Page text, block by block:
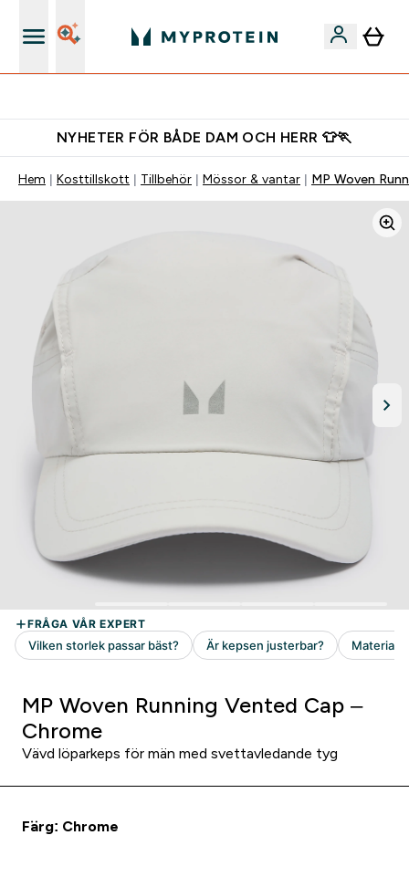
NYHETER FÖR BÅDE DAM OCH HERR 👕🏃
Hem Kosttillskott Tillbehör Mössor & vantar MP Woven
MP Woven Running Vented Cap –
Chrome
Vävd löparkeps för män med svettavledande tyg
Färg: Chrome